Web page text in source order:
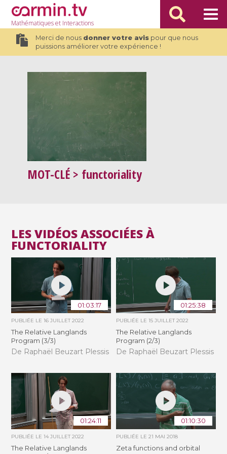
Mathématiqueset Interactions
Merci de nous donner votre avispour que nous
puissions améliorer votre expérience !
MOT-CLÉ > functoriality
LES VIDÉOS ASSOCIÉES À
FUNCTORIALITY
01:03:17
PUBLIÉE LE16 JUILLET 2022
The Relative Langlands
Program (3/3)
De Raphaël Beuzart Plessis
01:25:38
PUBLIÉE LE 15 JUILLET 2022
The Relative Langlands
Program (2/3)
De Raphaël Beuzart Plessis
01:24:11
PUBLIÉE LE14 JUILLET 2022
The Relative Langlands
01:10:30
PUBLIÉE LE 21 MAI 2018
Zeta functions and orbital